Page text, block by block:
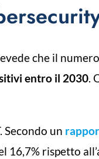
che il
entro il 2030.
un
16,7% rispetto